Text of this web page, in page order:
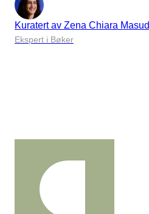
Kuratert av Zena Chiara Masud
Ekspert i Bøker